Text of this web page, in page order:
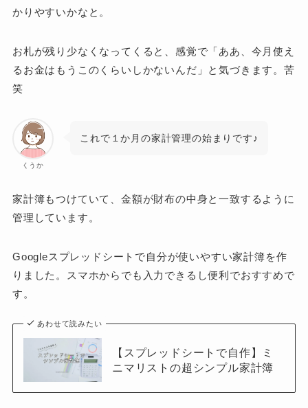
かりやすいかなと。
お札が残り少なくなってくると、感覚で「ああ、今月使え
るお金はもうこのくらいしかないんだ」と気づきます。苦
笑
くうか
これで１か月の家計管理の始まりです♪
家計簿もつけていて、金額が財布の中身と一致するように
管理しています。
Googleスプレッドシートで自分が使いやすい家計簿を作
りました。スマホからでも入力できるし便利でおすすめで
す。
あわせて読みたい
【スプレッドシートで自作】ミ
ニマリストの超シンプル家計簿